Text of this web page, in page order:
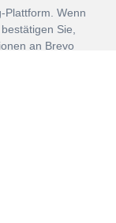
Plattform. Wenn
Sie,
an Brevo